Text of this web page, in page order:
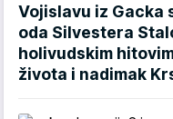
Vojislavu iz Gacka
oda Silvestera
holivudskim
života i nadimak